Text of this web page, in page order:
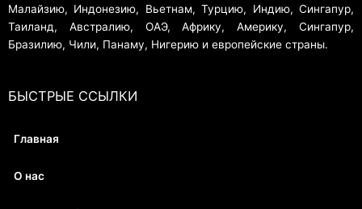
Малайзию, Индонезию, Вьетнам, Турцию, Индию, Сингапур,
Таиланд, Австралию, ОАЭ, Африку, Америку, Сингапур,
Бразилию, Чили, Панаму, Нигерию и европейские страны.
БЫСТРЫЕ ССЫЛКИ
Главная
О нас